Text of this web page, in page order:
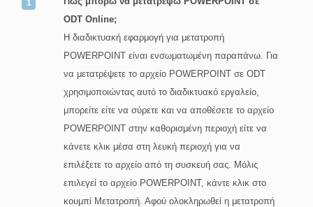
ODT Online;
Η διαδικτυακή εφαρμογή για μετατροπή
POWERPOINT είναι ενσωματωμένη παραπάνω. Για
να μετατρέψετε το αρχείο POWERPOINT σε ODT
χρησιμοποιώντας αυτό το διαδικτυακό εργαλείο,
μπορείτε είτε να σύρετε και να αποθέσετε το αρχείο
POWERPOINT στην καθορισμένη περιοχή είτε να
κάνετε κλικ μέσα στη λευκή περιοχή για να
επιλέξετε το αρχείο από τη συσκευή σας. Μόλις
επιλεγεί το αρχείο POWERPOINT, κάντε κλικ στο
κουμπί Μετατροπή. Αφού ολοκληρωθεί η μετατροπή